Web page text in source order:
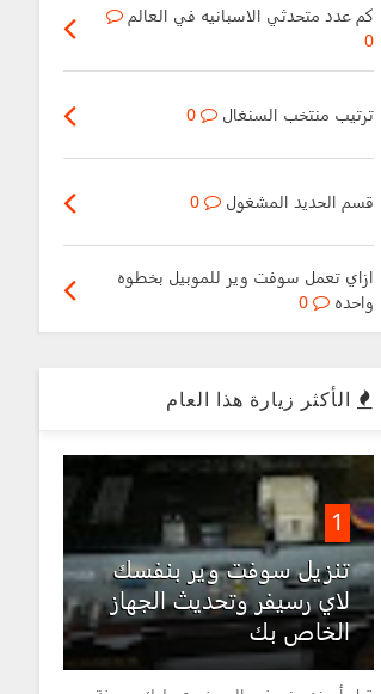
كم عدد متحدثي الاسبانيه في العالم
0
ترتيب منتخب السنغال
قسم الحديد المشغول
ازاي تعمل سوفت وير للموبيل بخطوه
واحده
الأكثر زيارة هذا العام
1
تنزيل سوفت وير بنفسك
لاي رسيفر وتحديث الجهاز
الخاص بك